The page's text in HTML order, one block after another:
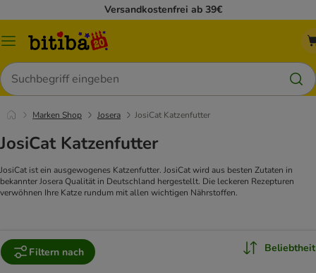
Versandkostenfrei ab 39€
Menü
Suchen
Marken Shop Josera JosiCat Katzenfutter
JosiCat Katzenfutter
JosiCat ist ein ausgewogenes Katzenfutter. JosiCat wird aus besten Zutaten in
bekannter Josera Qualität in Deutschland hergestellt. Die leckeren Rezepturen
verwöhnen Ihre Katze rundum mit allen wichtigen Nährstoffen.
Filtern nach Beliebtheit